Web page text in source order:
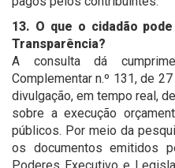
13. O que o cidadão
Transparência?
A consulta dá
Complementar n.º 131, de
divulgação, em tempo real,
sobre a execução
públicos. Por meio da
os documentos emitidos